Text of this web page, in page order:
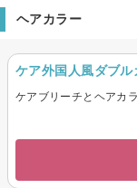
ヘアカラー
ケア外国人風ダブル
ケアブリーチとヘアカ